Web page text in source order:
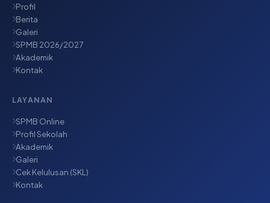
Profil
Berita
Galeri
SPMB 2026/2027
Akademik
Kontak
LAYANAN
SPMB Online
Profil Sekolah
Akademik
Galeri
Cek Kelulusan (SKL)
Kontak